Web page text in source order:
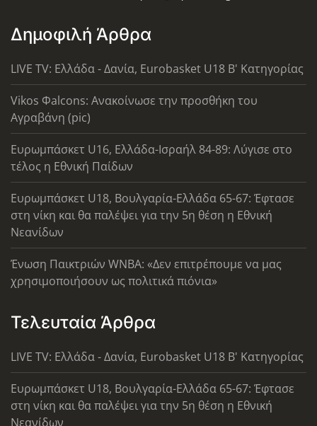
Δημοφιλή Άρθρα
LIVE TV: Ελλάδα - Δανία, Eurobasket U18 Β' Κατηγορίας
Vikos Φalcons: Ανακοίνωσε την προσθήκη του
Αγραβάνη (pic)
Ευρωμπάσκετ U16, Ελλάδα-Ισραήλ 84-89: Λύγισε στο
τέλος η Εθνική Παίδων
Ευρωμπάσκετ U18, Βουλγαρία-Ελλάδα 65-67: Έφτασε
στη νίκη και θα παλέψει για την 5η θέση η Εθνική
Νεανίδων
Ένωση Παικτριών WNBA: «Δεν επιτρέπουμε να μας
χρησιμοποιήσουν ως πολιτικά πιόνια»
Τελευταία Άρθρα
LIVE TV: Ελλάδα - Δανία, Eurobasket U18 Β' Κατηγορίας
Ευρωμπάσκετ U18, Βουλγαρία-Ελλάδα 65-67: Έφτασε
στη νίκη και θα παλέψει για την 5η θέση η Εθνική
Νεανίδων